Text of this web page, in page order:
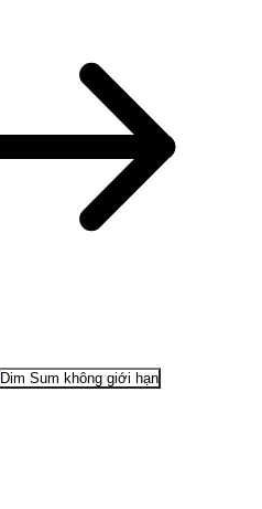
Dim Sum không giới hạn